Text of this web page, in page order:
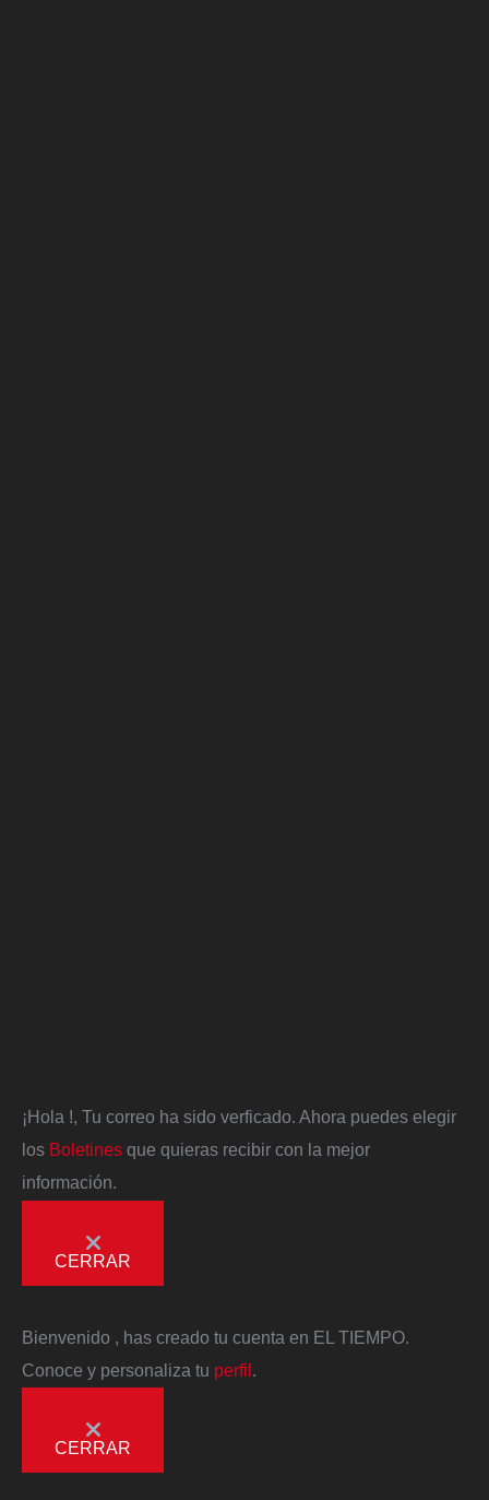
¡Hola !, Tu correo ha sido verficado. Ahora puedes elegir
los Boletines que quieras recibir con la mejor
información.
CERRAR
Bienvenido
, has creado tu cuenta en EL TIEMPO.
Conoce y personaliza tu perfil
CERRAR